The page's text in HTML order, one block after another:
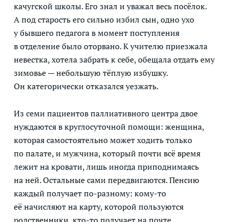
качугской школы. Его знал и уважал весь посёлок.
А под старость его сильно избил сын, одно ухо
у бывшего педагога в момент поступления
в отделение было оторвано. К учителю приезжала
невестка, хотела забрать к себе, обещала отдать ему
зимовье — небольшую тёплую избушку.
Он категорически отказался уезжать.
Из семи пациентов паллиативного центра двое
нуждаются в круглосуточной помощи: женщина,
которая самостоятельно может ходить только
по палате, и мужчина, который почти всё время
лежит на кровати, лишь иногда приподнимаясь
на ней. Остальные сами передвигаются. Пенсию
каждый получает по-разному: кому-то
её начисляют на карту, которой пользуются